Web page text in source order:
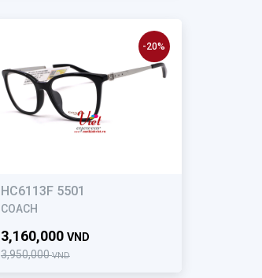
HC6113F 5501
COACH
3,950,000VND
3,160,000 VND
-20%